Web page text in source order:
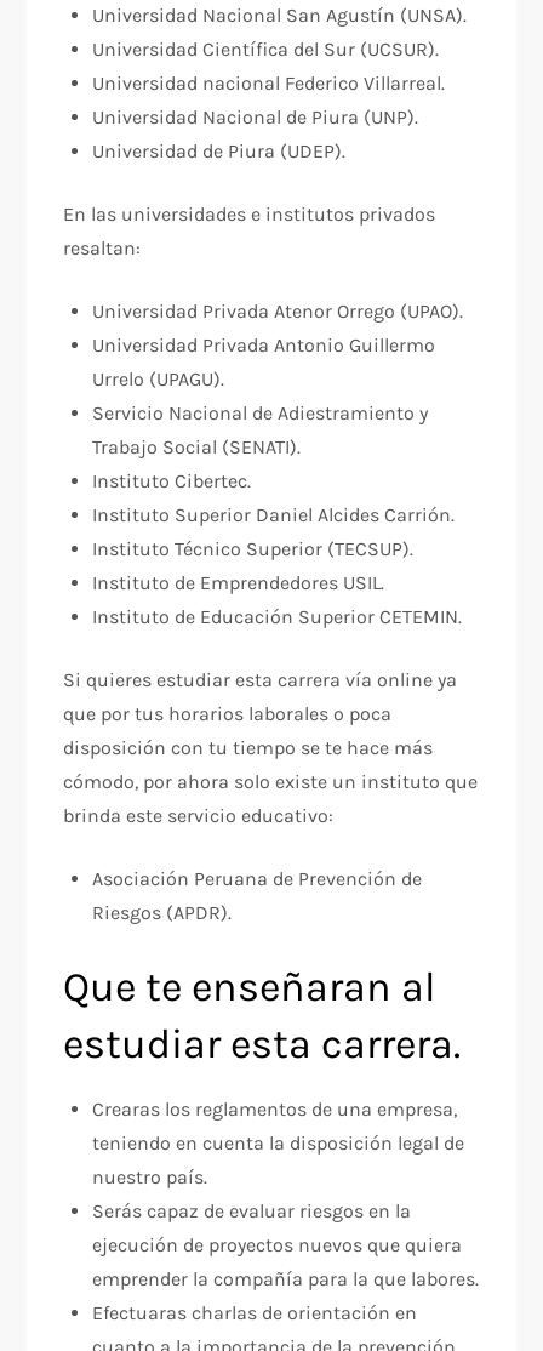
Universidad Nacional San Agustín (UNSA).
Universidad Científica del Sur (UCSUR).
Universidad nacional Federico Villarreal.
Universidad Nacional de Piura (UNP).
Universidad de Piura (UDEP).
En las universidades e institutos privados
resaltan:
Universidad Privada Atenor Orrego (UPAO).
Universidad Privada Antonio Guillermo
Urrelo (UPAGU).
Servicio Nacional de Adiestramiento y
Trabajo Social (SENATI).
Instituto Cibertec.
Instituto Superior Daniel Alcides Carrión.
Instituto Técnico Superior (TECSUP).
Instituto de Emprendedores USIL.
Instituto de Educación Superior CETEMIN.
Si quieres estudiar esta carrera vía online ya
que por tus horarios laborales o poca
disposición con tu tiempo se te hace más
cómodo, por ahora solo existe un instituto que
brinda este servicio educativo:
Asociación Peruana de Prevención de
Riesgos (APDR).
Que te enseñaran al
estudiar esta carrera.
Crearas los reglamentos de una empresa,
teniendo en cuenta la disposición legal de
nuestro país.
Serás capaz de evaluar riesgos en la
ejecución de proyectos nuevos que quiera
emprender la compañía para la que labores.
Efectuaras charlas de orientación en